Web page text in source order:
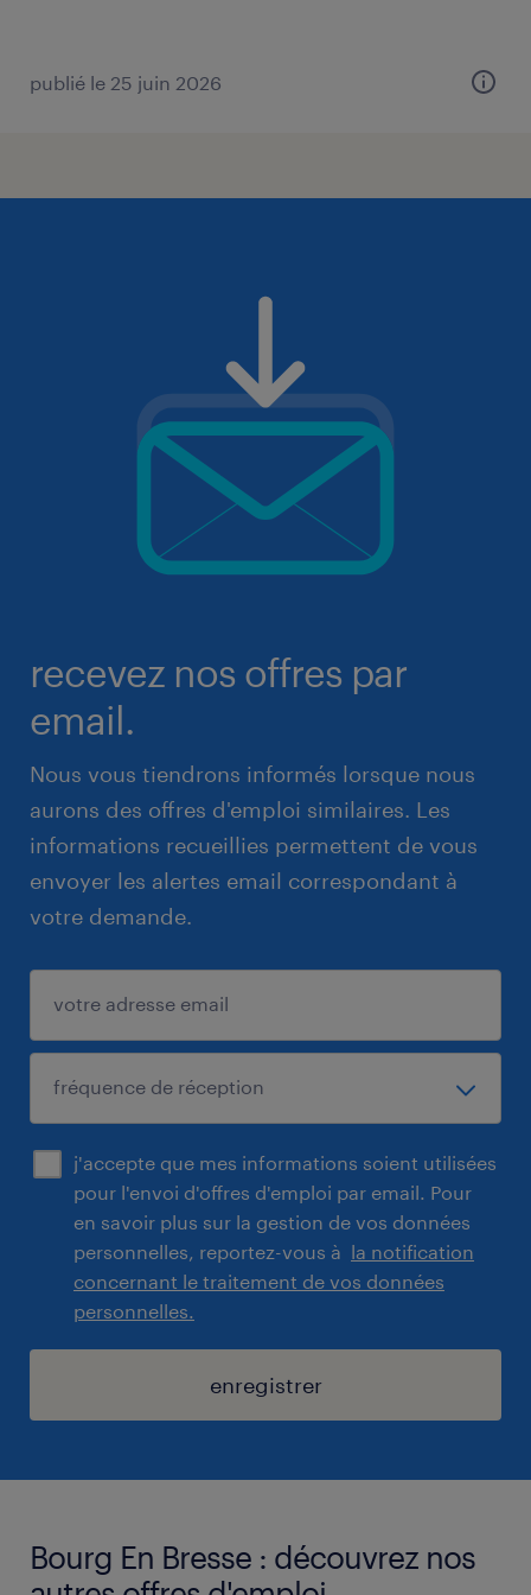
publié le 25 juin 2026
recevez nos offres par
email.
Nous vous tiendrons informés lorsque nous
aurons des offres d'emploi similaires. Les
informations recueillies permettent de vous
envoyer les alertes email correspondant à
votre demande.
j'accepte que mes informations soient utilisées
pour l'envoi d'offres d'emploi par email. Pour
en savoir plus sur la gestion de vos données
personnelles, reportez-vous à la notification
concernant le traitement de vos données
personnelles.
enregistrer
Bourg En Bresse : découvrez nos